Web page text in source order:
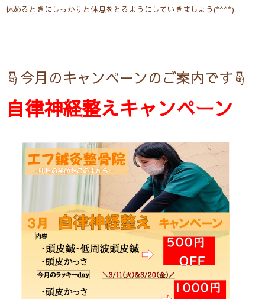
休めるときにしっかりと休息をとるようにしていきましょう(*^^*)
☟今月のキャンペーンのご案内です☟
自律神経整えキャンペーン